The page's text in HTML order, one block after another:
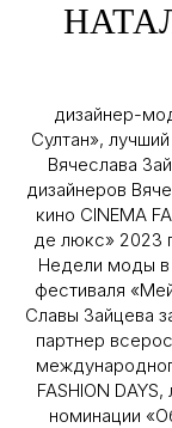
дизайнер-
Султан»,
Вячеслава
дизайнеров
кино CINEMA
де люкс» 2023
Недели моды
фестиваля
Славы Зайцева
партнер
FASHION
номинации